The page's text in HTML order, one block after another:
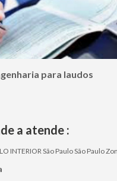
para laudos
a atende :
INTERIORSão PauloSão Paulo